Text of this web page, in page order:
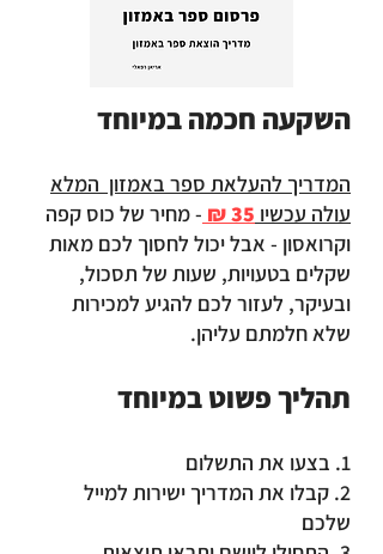
השקעה חכמה במיוחד
המדריך להעלאת ספר באמזון המלא
עולה עכשיו 35 ₪
- מחיר של כוס קפה
וקרואסון - אבל יכול לחסוך לכם מאות
שקלים בטעויות, שעות של תסכול,
ובעיקר, לעזור לכם להגיע למכירות
שלא חלמתם עליהן.
תהליך פשוט במיוחד
1. בצעו את התשלום
2. קבלו את המדריך ישירות למייל
שלכם